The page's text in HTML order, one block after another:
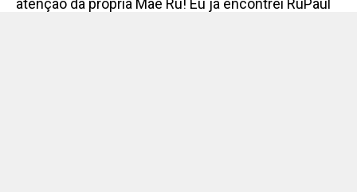
atenção da própria Mãe Ru! Eu já encontrei RuPaul